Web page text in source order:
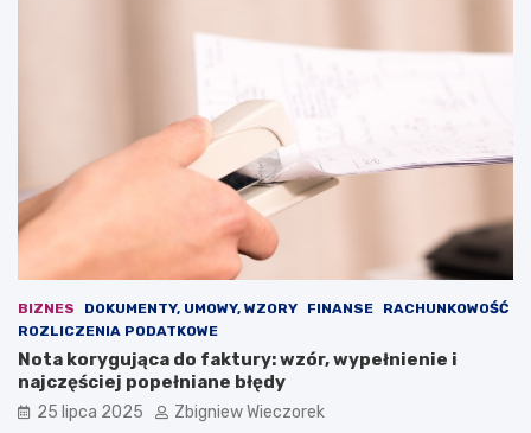
BIZNES DOKUMENTY, UMOWY, WZORY FINANSE
RACHUNKOWOŚĆ
ROZLICZENIA PODATKOWE
Nota korygująca do faktury: wzór, wypełnienie i
najczęściej popełniane błędy
25 lipca 2025 Zbigniew Wieczorek